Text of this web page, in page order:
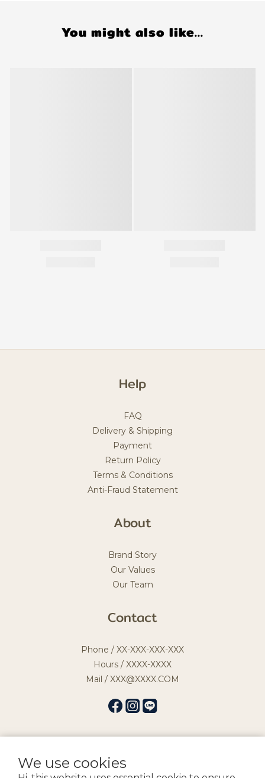
We use cookies
You might also like...
Help
FAQ
Delivery & Shipping
Payment
Return Policy
Terms & Conditions
Anti-Fraud Statement
About
Brand Story
Our Values
Our Team
Contact
Phone / XX-XXX-XXX-XXX
Hours / XXXX-XXXX
Mail / XXX@XXXX.COM
提醒您，我們不會以電話或簡訊方式通知變更付款方式。